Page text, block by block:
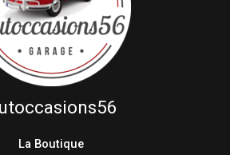
La Boutique